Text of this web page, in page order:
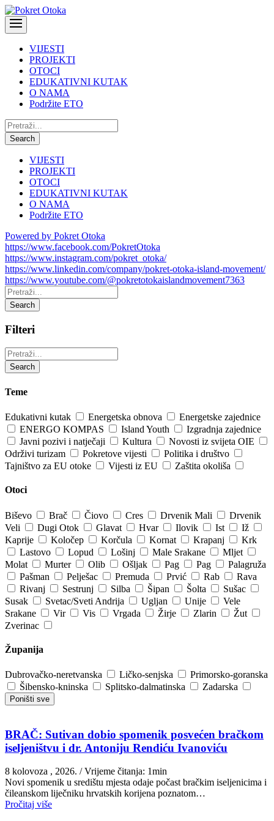
VIJESTI
PROJEKTI
OTOCI
EDUKATIVNI KUTAK
O NAMA
Podržite ETO
Pretraži:
Search
VIJESTI
PROJEKTI
OTOCI
EDUKATIVNI KUTAK
O NAMA
Podržite ETO
Powered by Pokret Otoka
https://www.facebook.com/PokretOtoka
https://www.instagram.com/pokret_otoka/
https://www.linkedin.com/company/pokret-otoka-island-movement/
https://www.youtube.com/@pokretotokaislandmovement7363
Pretraži:
Search
Filteri
Pretraži:
Search
Teme
Edukativni kutak Energetska obnova
Energetske zajednice
ENERGO KOMPAS
Island Youth
Izgradnja zajednice
Javni pozivi i natječaji
Kultura
Novosti iz svijeta OIE
Održivi turizam
Pokretove vijesti
Politika i društvo
Tajništvo za EU otoke
Vijesti iz EU Zaštita okoliša
Otoci
Biševo Brač Čiovo Cres Drvenik Mali
Drvenik
Veli
Dugi Otok Glavat Hvar Ilovik Ist
Iž
Kaprije
Koločep Korčula Kornat Krapanj
Krk
Lastovo
Lopud Lošinj Male Srakane
Mljet
Molat
Murter Olib Ošljak Pag Pag
Palagruža
Pašman
Pelješac Premuda Prvić Rab
Rava
Rivanj
Sestrunj Silba Šipan Šolta
Sušac
Susak
Svetac/Sveti Andrija Ugljan Unije
Vele
Srakane
Vir Vis Vrgada Žirje Zlarin
Žut
Zverinac
Županija
Dubrovačko-neretvanska Ličko-senjska
Primorsko-goranska
Šibensko-kninska
Splitsko-dalmatinska Zadarska
Poništi sve
BRAČ: Sutivan dobio spomenik posvećen bračkom
iseljeništvu i dr. Antoniju Rendiću Ivanoviću
8 kolovoza , 2026. / Vrijeme čitanja: 1min
Novi spomenik u središtu mjesta odaje počast bračkim iseljenicima i
čileanskom liječniku hrvatskih korijena poznatom…
Pročitaj više